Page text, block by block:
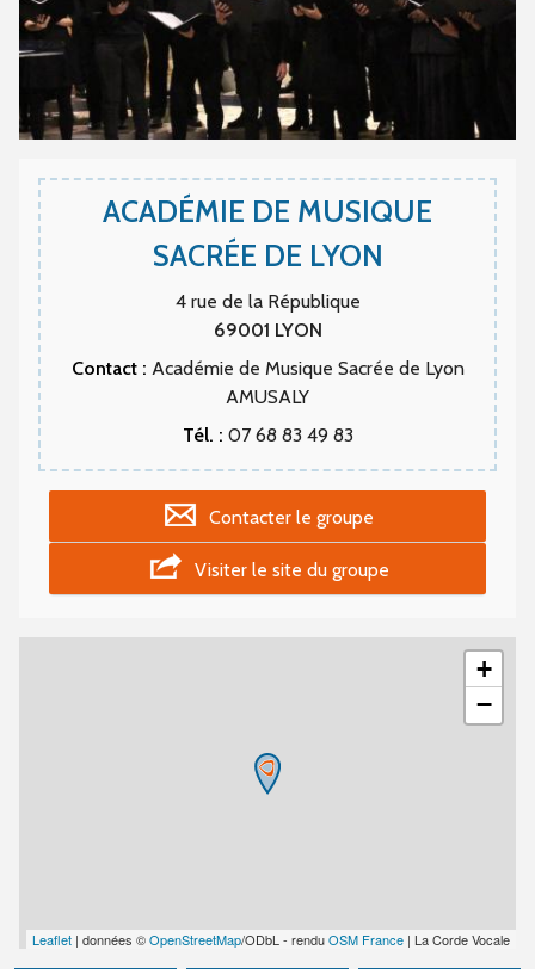
ACADÉMIE DE MUSIQUE
SACRÉE DE LYON
4 rue de la République
69001 LYON
Contact : Académie de Musique Sacrée de Lyon
AMUSALY
Tél. : 07 68 83 49 83
Contacter le groupe
Visiter le site du groupe
+
−
Leaflet | données ©OpenStreetMap/ODbL - renduOSM France | La Corde Vocale